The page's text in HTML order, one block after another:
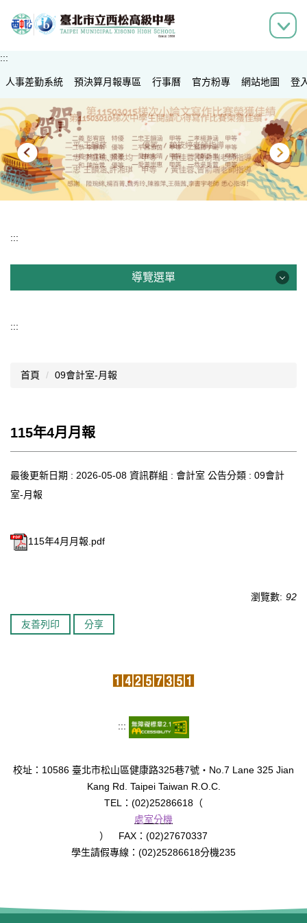
到
容
區
:::
人事差勤系統 預決算月報專區 行事曆 官方粉專 網站地圖 登
:::
導覽選單
認識西松
文件資料
網站管理
西松學習歷程檔案
:::
首頁 09會計室-月報
115年4月月報
最後更新日期 : 2026-05-08 資訊群組 : 會計室 公告分類 : 09會計
室-月報
115年4月月報.pdf
瀏覽數: 92
友善列印 分享
:::
校址：10586 臺北市松山區健康路325巷7號‧No.7 Lane 325 Jian
Kang Rd. Taipei Taiwan R.O.C.
TEL：(02)25286618（
處室分機
） FAX：(02)27670337
學生請假專線：(02)25286618分機235